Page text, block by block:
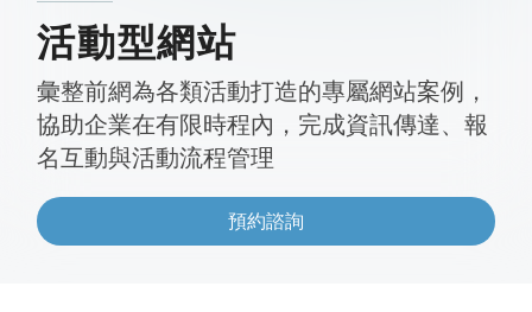
活動型網站
彙整前網為各類活動打造的專屬網站案例，
協助企業在有限時程內，完成資訊傳達、報
名互動與活動流程管理
預約諮詢